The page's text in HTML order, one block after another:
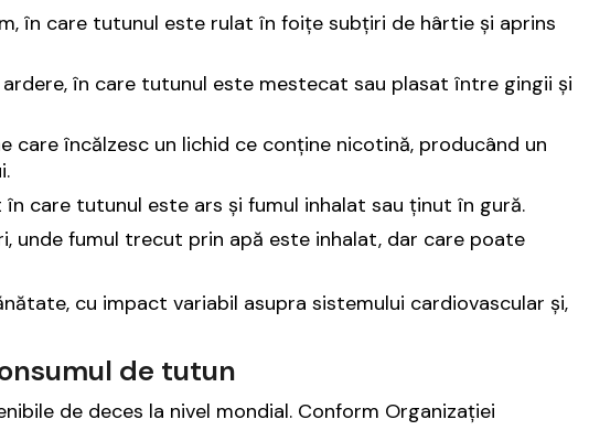
în care tutunul este rulat în foițe subțiri de hârtie și aprins
în care tutunul este mestecat sau plasat între gingii și
care încălzesc un lichid ce conține nicotină, producând un
care tutunul este ars și fumul inhalat sau ținut în gură.
unde fumul trecut prin apă este inhalat, dar care poate
cu impact variabil asupra sistemului cardiovascular și,
de tutun
de deces la nivel mondial. Conform Organizației